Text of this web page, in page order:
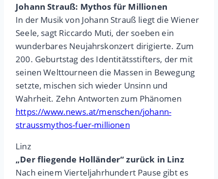
Johann Strauß: Mythos für Millionen
In der Musik von Johann Strauß liegt die Wiener
Seele, sagt Riccardo Muti, der soeben ein
wunderbares Neujahrskonzert dirigierte. Zum
200. Geburtstag des Identitätsstifters, der mit
seinen Welttourneen die Massen in Bewegung
setzte, mischen sich wieder Unsinn und
Wahrheit. Zehn Antworten zum Phänomen
https://www.news.at/menschen/johann-
straussmythos-fuer-millionen
Linz
„Der fliegende Holländer“ zurück in Linz
Nach einem Vierteljahrhundert Pause gibt es